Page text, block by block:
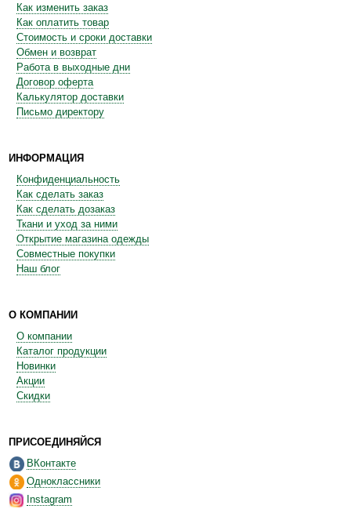
Как изменить заказ
Как оплатить товар
Стоимость и сроки доставки
Обмен и возврат
Работа в выходные дни
Договор оферта
Калькулятор доставки
Письмо директору
ИНФОРМАЦИЯ
Конфиденциальность
Как сделать заказ
Как сделать дозаказ
Ткани и уход за ними
Открытие магазина одежды
Совместные покупки
Наш блог
О КОМПАНИИ
О компании
Каталог продукции
Новинки
Акции
Скидки
ПРИСОЕДИНЯЙСЯ
ВКонтакте
Одноклассники
Instagram